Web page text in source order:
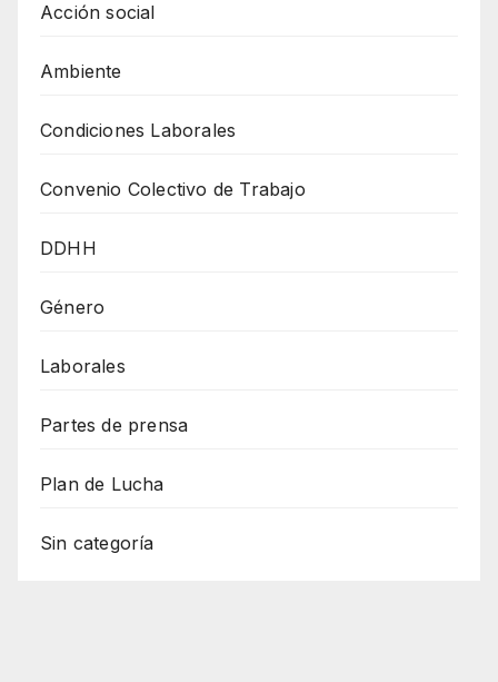
Acción social
Ambiente
Condiciones Laborales
Convenio Colectivo de Trabajo
DDHH
Género
Laborales
Partes de prensa
Plan de Lucha
Sin categoría